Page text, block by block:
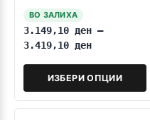
ВО ЗАЛИХА
3.149,10 ден –
3.419,10 ден
ИЗБЕРИ ОПЦИИ